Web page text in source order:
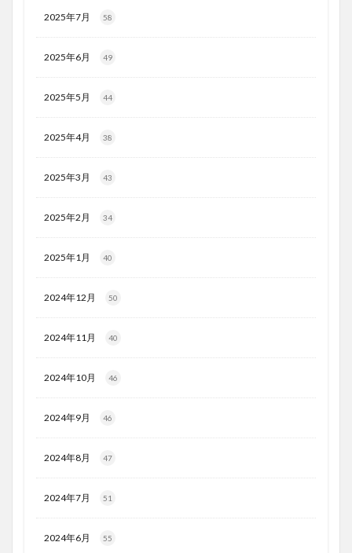
2025年7月 58
2025年6月 49
2025年5月 44
2025年4月 38
2025年3月 43
2025年2月 34
2025年1月 40
2024年12月 50
2024年11月 40
2024年10月 46
2024年9月 46
2024年8月 47
2024年7月 51
2024年6月 55